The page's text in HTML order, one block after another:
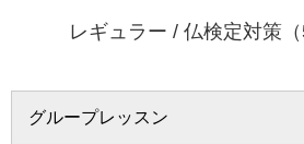
レギュラー / 仏検定対策（
グループレッスン